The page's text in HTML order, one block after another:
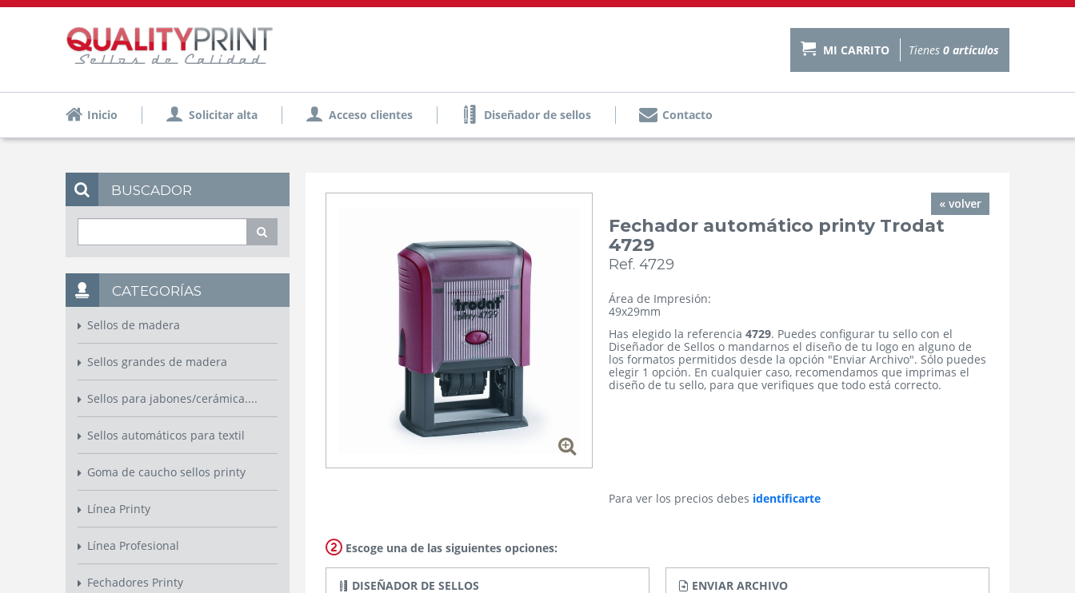
MI CARRITO Tienes 0 artículos
Inicio Solicitar alta Acceso clientes Diseñador de sellos Contacto
BUSCADOR
CATEGORÍAS
Sellos de madera
Sellos grandes de madera
Sellos para jabones/cerámica....
Sellos automáticos para textil
Goma de caucho sellos printy
Línea Printy
Línea Profesional
Fechadores Printy
« volver
Fechador automático printy Trodat
4729
Ref. 4729
Área de Impresión:
49x29mm
Has elegido la referencia4729. Puedes configurar tu sello con el
Diseñador de Sellos o mandarnos el diseño de tu logo en alguno de
los formatos permitidos desde la opción "Enviar Archivo". Sólo puedes
elegir 1 opción. En cualquier caso, recomendamos que imprimas el
diseño de tu sello, para que verifiques que todo está correcto.
Para ver los precios debes identificarte
Escoge una de las siguientes opciones:
DISEÑADOR DE SELLOS
ENVIAR ARCHIVO